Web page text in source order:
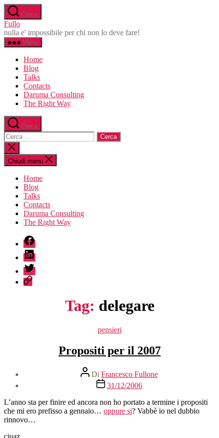
Salta
al
contenuto
Cerca
Fullo
nulla e' impossibile per chi non lo deve fare!
Menu
Home
Blog
Talks
Contacts
Daruma Consulting
The Right Way
Cerca
Cerca:
Chiudi
la
ricerca
Chiudi menu
Home
Blog
Talks
Contacts
Daruma Consulting
The Right Way
fb
linkedin
twitter
sessionize
Tag: delegare
Categorie
pensieri
Propositi per il 2007
Autore
articolo
Di Francesco Fullone
Data
dell'articolo
31/12/2006
L’anno sta per finire ed ancora non ho portato a termine i propositi
che mi ero prefisso a gennaio… oppure si? Vabbè io nel dubbio
rinnovo…
ciuaz